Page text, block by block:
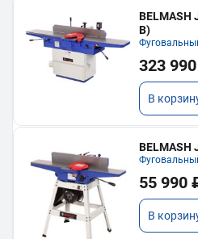
BELMASH
В)
323
В
BELMASH
55 990
В